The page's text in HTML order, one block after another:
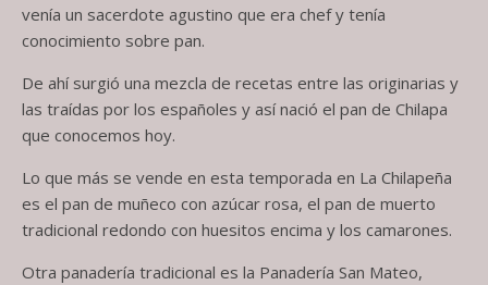
venía un sacerdote agustino que era chef y tenía
conocimiento sobre pan.
De ahí surgió una mezcla de recetas entre las originarias y
las traídas por los españoles y así nació el pan de Chilapa
que conocemos hoy.
Lo que más se vende en esta temporada en La Chilapeña
es el pan de muñeco con azúcar rosa, el pan de muerto
tradicional redondo con huesitos encima y los camarones.
Otra panadería tradicional es la Panadería San Mateo,